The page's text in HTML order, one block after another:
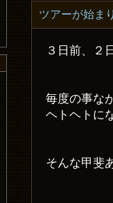
ツアーが始ま
３日前、２
毎度の事な
ヘトヘトに
そんな甲斐